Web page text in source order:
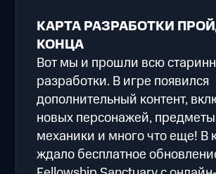
КАРТА РАЗРАБОТКИ
КОНЦА
Вот мы и прошли всю
разработки. В игре появился
дополнительный контент,
новых персонажей,
механики и много что еще! В
ждало бесплатное